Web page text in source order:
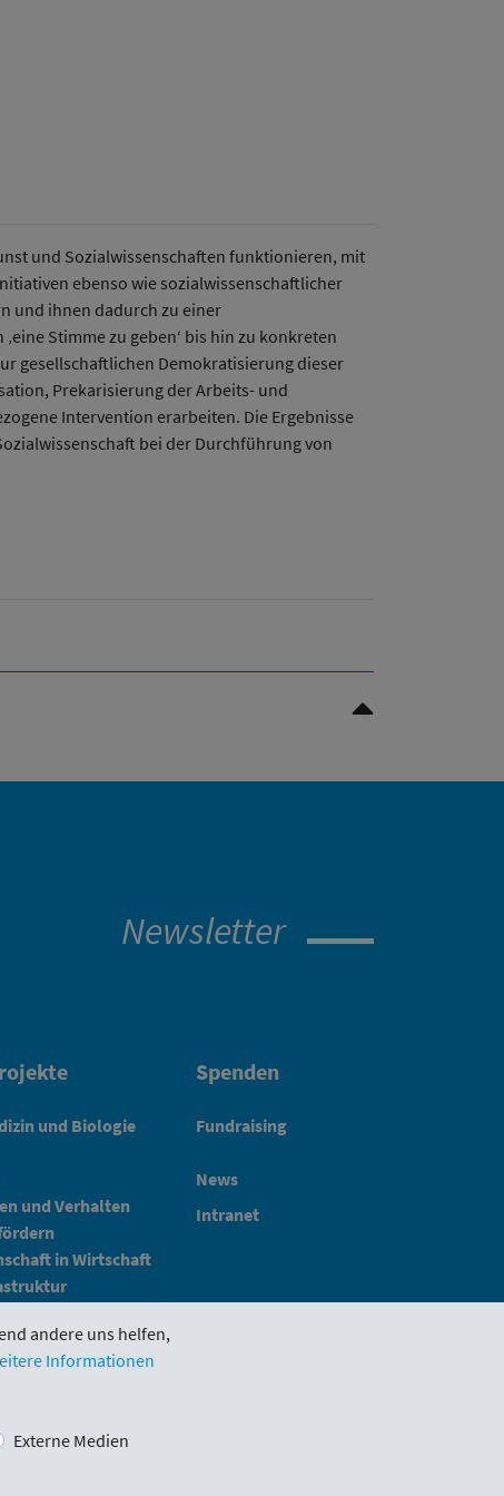
und Sozialwissenschaften funktionieren, mit
ebenso wie sozialwissenschaftlicher
und ihnen dadurch zu einer
Stimme zu geben‘ bis hin zu konkreten
gesellschaftlichen Demokratisierung dieser
Prekarisierung der Arbeits- und
Intervention erarbeiten. Die Ergebnisse
bei der Durchführung von
Nach oben Scrollen
Newsletter
und Biologie
und Verhalten
in Wirtschaft
Spenden
Fundraising
News
Intranet
andere uns helfen,
Informationen
Externe Medien